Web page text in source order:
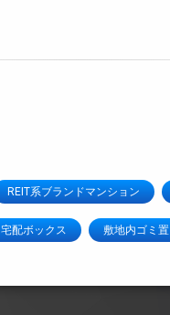
REIT系ブランドマンション
宅配ボックス 敷地内ゴミ